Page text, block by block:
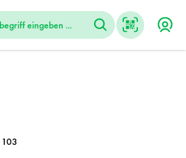
103